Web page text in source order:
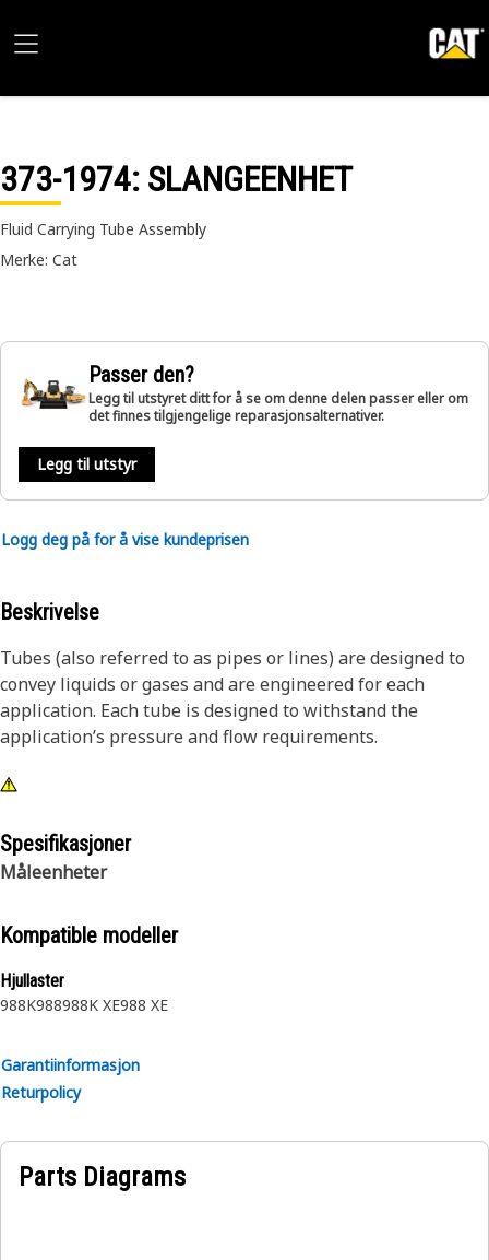
373-1974: SLANGEENHET
Fluid Carrying Tube Assembly
Merke: Cat
Passer den?
Legg til utstyret ditt for å se om denne delen passer eller om
det finnes tilgjengelige reparasjonsalternativer.
Legg til utstyr
Logg deg på for å vise kundeprisen
Beskrivelse
Tubes (also referred to as pipes or lines) are designed to
convey liquids or gases and are engineered for each
application. Each tube is designed to withstand the
application’s pressure and flow requirements.
Spesifikasjoner
Måleenheter
Kompatible modeller
Hjullaster
988K988988K XE988 XE
Garantiinformasjon
Returpolicy
Parts Diagrams